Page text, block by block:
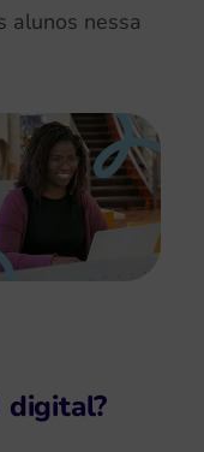
alunos nessa
digital?